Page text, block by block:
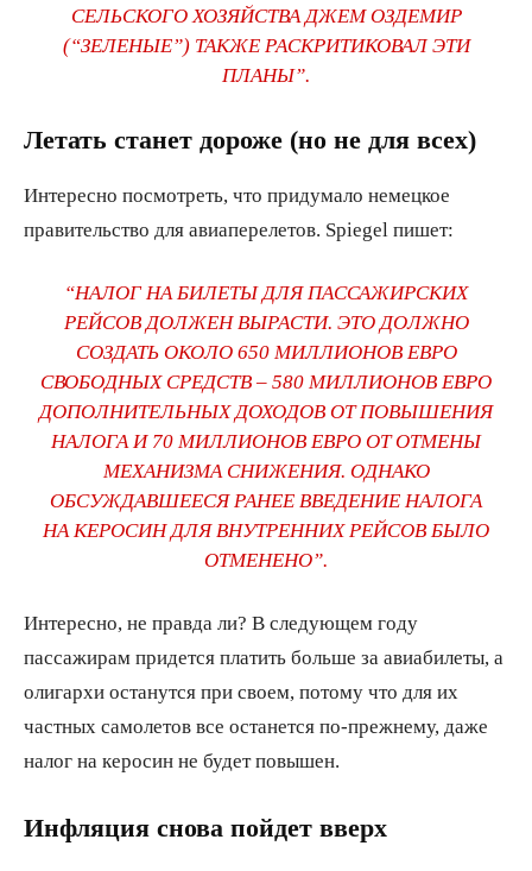
СЕЛЬСКОГО ХОЗЯЙСТВА ДЖЕМ ОЗДЕМИР
(“ЗЕЛЕНЫЕ”) ТАКЖЕ РАСКРИТИКОВАЛ ЭТИ
ПЛАНЫ”.
Летать станет дороже (но не для всех)
Интересно посмотреть, что придумало немецкое
правительство для авиаперелетов. Spiegel пишет:
“НАЛОГ НА БИЛЕТЫ ДЛЯ ПАССАЖИРСКИХ
РЕЙСОВ ДОЛЖЕН ВЫРАСТИ. ЭТО ДОЛЖНО
СОЗДАТЬ ОКОЛО 650 МИЛЛИОНОВ ЕВРО
СВОБОДНЫХ СРЕДСТВ – 580 МИЛЛИОНОВ ЕВРО
ДОПОЛНИТЕЛЬНЫХ ДОХОДОВ ОТ ПОВЫШЕНИЯ
НАЛОГА И 70 МИЛЛИОНОВ ЕВРО ОТ ОТМЕНЫ
МЕХАНИЗМА СНИЖЕНИЯ. ОДНАКО
ОБСУЖДАВШЕЕСЯ РАНЕЕ ВВЕДЕНИЕ НАЛОГА
НА КЕРОСИН ДЛЯ ВНУТРЕННИХ РЕЙСОВ БЫЛО
ОТМЕНЕНО”.
Интересно, не правда ли? В следующем году
пассажирам придется платить больше за авиабилеты, а
олигархи останутся при своем, потому что для их
частных самолетов все останется по-прежнему, даже
налог на керосин не будет повышен.
Инфляция снова пойдет вверх